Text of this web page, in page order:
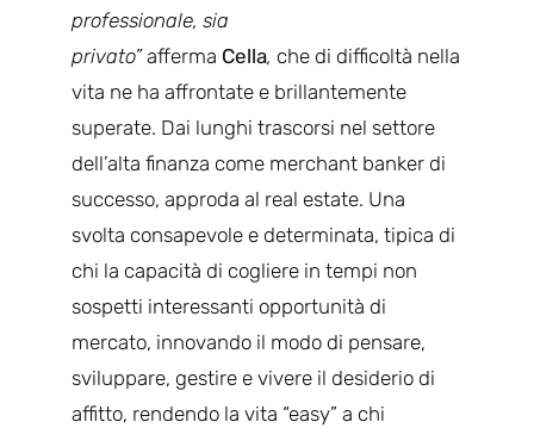
professionale, sia
privato”afferma Cella, che di difficoltà nella
vita ne ha affrontate e brillantemente
superate. Dai lunghi trascorsi nel settore
dell’alta finanza come merchant banker di
successo, approda al real estate. Una
svolta consapevole e determinata, tipica di
chi la capacità di cogliere in tempi non
sospetti interessanti opportunità di
mercato, innovando il modo di pensare,
sviluppare, gestire e vivere il desiderio di
affitto, rendendo la vita “easy” a chi